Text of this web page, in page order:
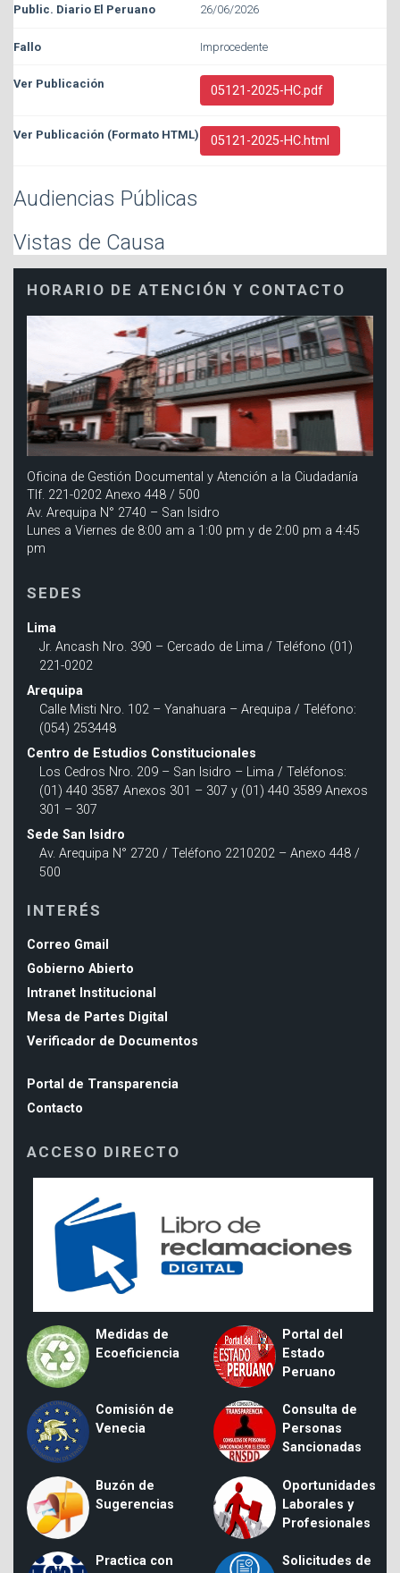
26/06/2026
Improcedente
05121-2025-HC.pdf
05121-2025-HC.html
Audiencias Públicas
Vistas de Causa
HORARIO DE ATENCIÓN Y CONTACTO
Oficina de Gestión Documental y Atención a la Ciudadanía
Tlf. 221-0202 Anexo 448 / 500
Av. Arequipa N° 2740 – San Isidro
Lunes a Viernes de 8:00 am a 1:00 pm y de 2:00 pm a 4:45
pm
SEDES
Lima
Jr. Ancash Nro. 390 – Cercado de Lima / Teléfono (01)
221-0202
Arequipa
Calle Misti Nro. 102 – Yanahuara – Arequipa / Teléfono:
(054) 253448
Centro de Estudios Constitucionales
Los Cedros Nro. 209 – San Isidro – Lima / Teléfonos:
(01) 440 3587 Anexos 301 – 307 y (01) 440 3589 Anexos
301 – 307
Sede San Isidro
Av. Arequipa N° 2720 / Teléfono 2210202 – Anexo 448 /
500
INTERÉS
Correo Gmail
Gobierno Abierto
Intranet Institucional
Mesa de Partes Digital
Verificador de Documentos
Portal de Transparencia
Contacto
ACCESO DIRECTO
Medidas de
Ecoeficiencia
Portal del
Estado
Peruano
Comisión de
Venecia
Consulta de
Personas
Sancionadas
Buzón de
Sugerencias
Oportunidades
Laborales y
Profesionales
Practica con
Solicitudes de